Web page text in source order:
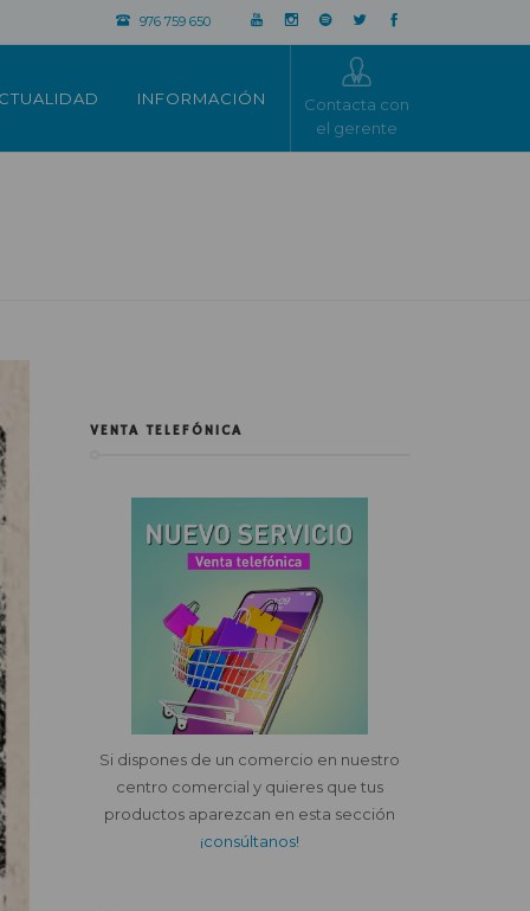
976 759 650
INFORMACIÓN
Contacta con
el gerente
VENTA TELEFÓNICA
Si dispones de un comercio en nuestro
centro comercial y quieres que tus
productos aparezcan en esta sección
¡consúltanos!